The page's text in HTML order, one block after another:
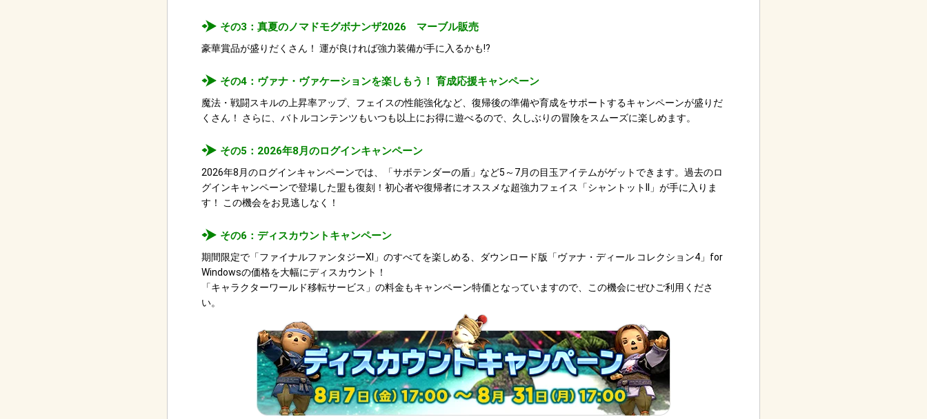
その3：真夏のノマドモグボナンザ2026 マーブル販売
豪華賞品が盛りだくさん！ 運が良ければ強力装備が手に入るかも!?
その4：ヴァナ・ヴァケーションを楽しもう！ 育成応援キャンペーン
魔法・戦闘スキルの上昇率アップ、フェイスの性能強化など、復帰後の準備や育成をサポートするキャンペーンが盛りだ
くさん！ さらに、バトルコンテンツもいつも以上にお得に遊べるので、久しぶりの冒険をスムーズに楽しめます。
その5：2026年8月のログインキャンペーン
2026年8月のログインキャンペーンでは、「サボテンダーの盾」など5～7月の目玉アイテムがゲットできます。過去のロ
グインキャンペーンで登場した盟も復刻！初心者や復帰者にオススメな超強力フェイス「シャントットII」が手に入りま
す！ この機会をお見逃しなく！
その6：ディスカウントキャンペーン
期間限定で「ファイナルファンタジーXI」のすべてを楽しめる、ダウンロード版「ヴァナ・ディール コレクション4」for
Windowsの価格を大幅にディスカウント！
「キャラクターワールド移転サービス」の料金もキャンペーン特価となっていますので、この機会にぜひご利用くださ
い。